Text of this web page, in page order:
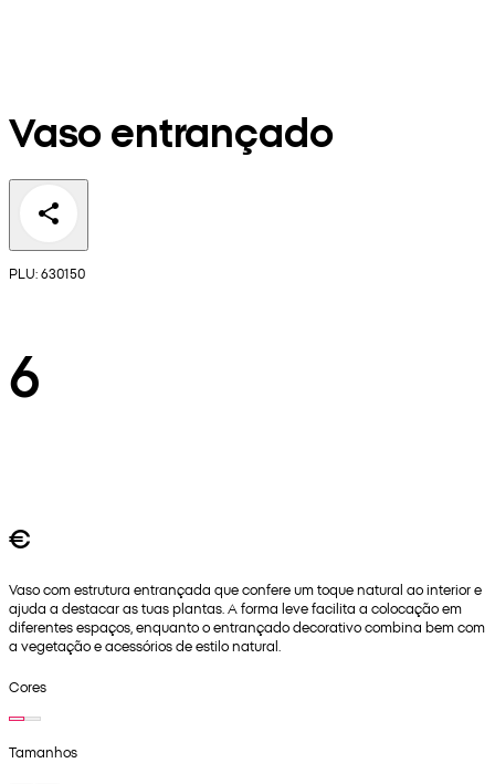
Vaso entrançado
PLU: 630150
6
€
Vaso com estrutura entrançada que confere um toque natural ao interior e
ajuda a destacar as tuas plantas. A forma leve facilita a colocação em
diferentes espaços, enquanto o entrançado decorativo combina bem com
a vegetação e acessórios de estilo natural.
Cores
Tamanhos